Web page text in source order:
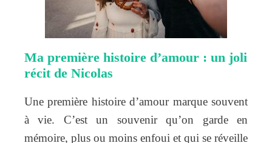
Ma première histoire d’amour : un joli
récit de Nicolas
Une première histoire d’amour marque souvent
à vie. C’est un souvenir qu’on garde en
mémoire, plus ou moins enfoui et qui se réveille